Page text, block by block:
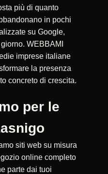
più di quanto
in pochi
su Google,
WEBBAMI
imprese italiane
la presenza
concreto di crescita.
per le
siti web su misura
online completo
parte dai tuoi